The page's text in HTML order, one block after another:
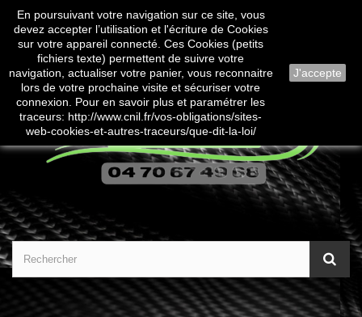
Contactez-nous
En poursuivant votre navigation sur ce site, vous
devez accepter l’utilisation et l'écriture de Cookies
sur votre appareil connecté. Ces Cookies (petits
fichiers texte) permettent de suivre votre
navigation, actualiser votre panier, vous reconnaitre
lors de votre prochaine visite et sécuriser votre
connexion. Pour en savoir plus et paramétrer les
traceurs: http://www.cnil.fr/vos-obligations/sites-
web-cookies-et-autres-traceurs/que-dit-la-loi/
J'accepte